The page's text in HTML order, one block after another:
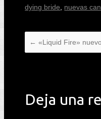
dying bride, nuevas
← «Liquid Fire»
Deja una